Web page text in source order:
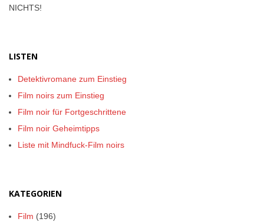
NICHTS!
LISTEN
Detektivromane zum Einstieg
Film noirs zum Einstieg
Film noir für Fortgeschrittene
Film noir Geheimtipps
Liste mit Mindfuck-Film noirs
KATEGORIEN
Film (196)